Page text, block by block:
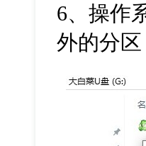
6、操作
外的分